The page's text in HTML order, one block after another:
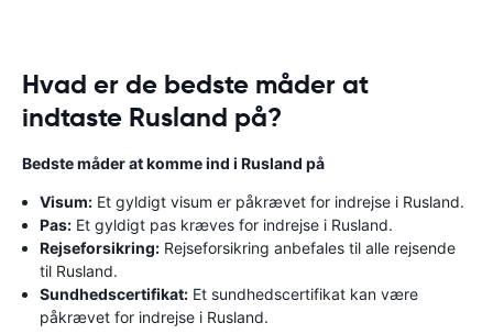
Hvad er de bedste måder at
indtaste Rusland på?
Bedste måder at komme ind i Rusland på
Visum: Et gyldigt visum er påkrævet for indrejse i Rusland.
Pas: Et gyldigt pas kræves for indrejse i Rusland.
Rejseforsikring: Rejseforsikring anbefales til alle rejsende
til Rusland.
Sundhedscertifikat: Et sundhedscertifikat kan være
påkrævet for indrejse i Rusland.